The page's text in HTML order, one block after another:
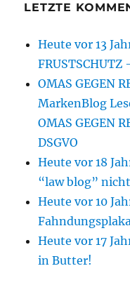
LETZTE
Heute vor 13
OMAS GEGEN
MarkenBlog
OMAS GEGEN
DSGVO
Heute vor 18
“law blog”
Heute vor 10
Heute vor 17
in Butter!